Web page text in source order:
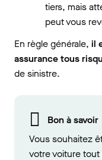
tiers, mais
peut vous
En règle générale, il
assurance tous
de sinistre.
Bon à savoir
Vous souhaitez
votre voiture